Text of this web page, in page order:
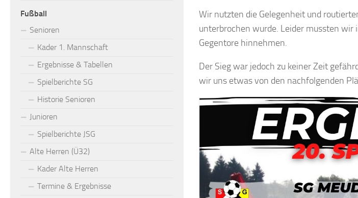
Wir nutzten die Gelegenheit und
unterbrochen wurde. Leider mussten wir
Gegentore hinnehmen.
Der Sieg war jedoch zu keiner Zeit
wir uns etwas von den nachfolgenden
Fußball
Senioren
Kader 1. Mannschaft
Ergebnisse & Tabellen
Spielberichte SG
Historie Senioren
Junioren
Spielberichte JSG
Alte Herren (Ü32)
Kader Alte Herren
Termine & Ergebnisse